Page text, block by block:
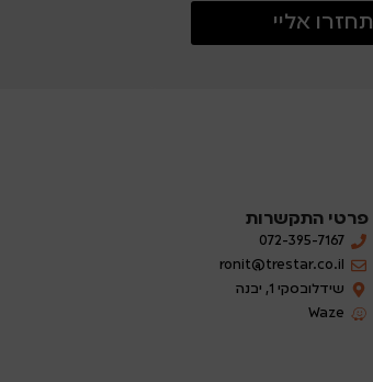
תחזרו אליי
פרטי התקשרות
072-395-7167
ronit@trestar.co.il
שידלובסקי 1, יבנה
Waze